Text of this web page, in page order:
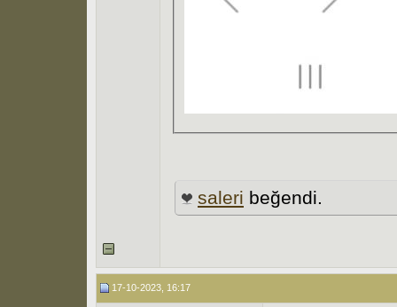
saleri beğendi.
17-10-2023, 16:17